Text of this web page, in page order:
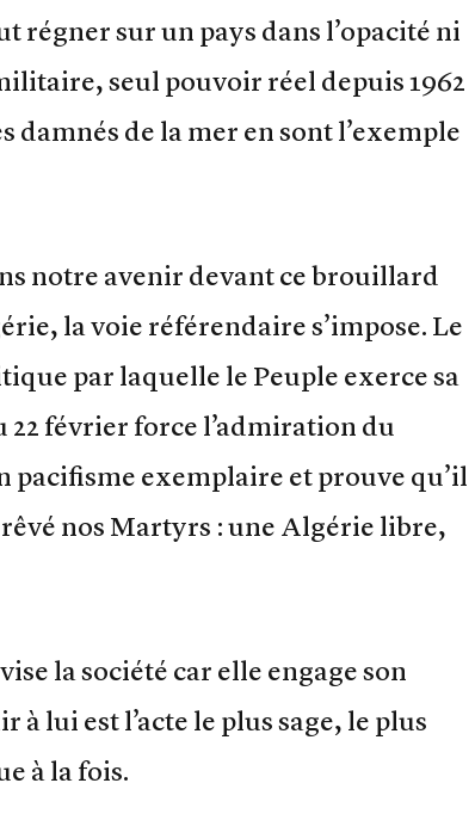
régner sur un pays dans l’opacité ni
seul pouvoir réel depuis 1962
de la mer en sont l’exemple
notre avenir devant ce brouillard
la voie référendaire s’impose. Le
par laquelle le Peuple exerce sa
22 février force l’admiration du
pacifisme exemplaire et prouve qu’il
nos Martyrs : une Algérie libre,
la société car elle engage son
lui est l’acte le plus sage, le plus
à la fois.